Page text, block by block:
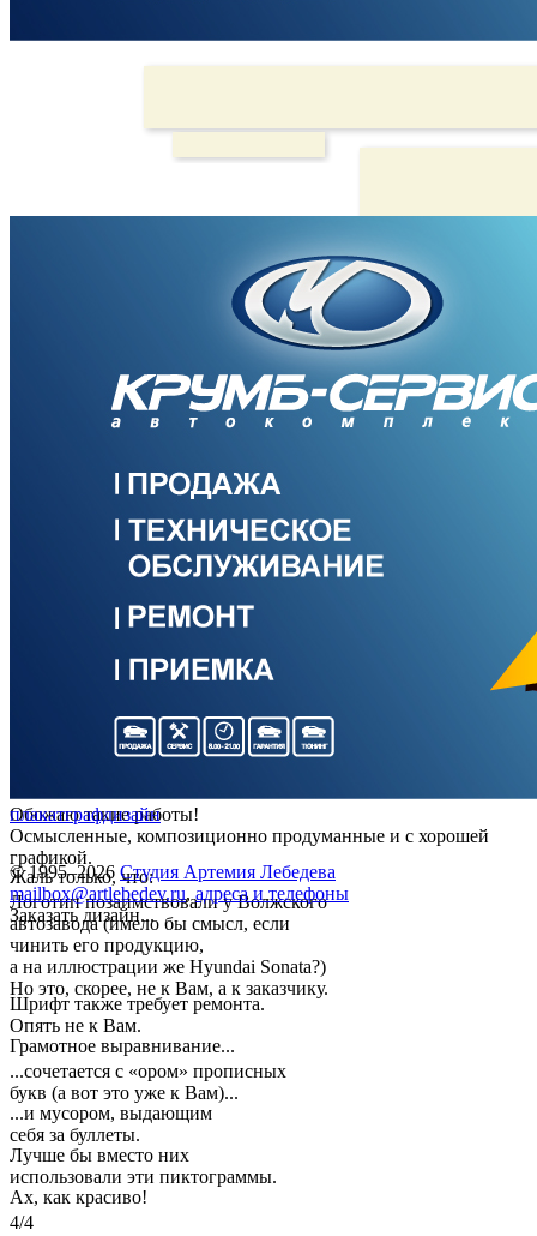
Обожаю такие работы!
Осмысленные, композиционно продуманные и с хорошей
графикой.
Жаль только, что:
Логотип позаимствовали у Волжского
автозавода (имело бы смысл, если
чинить его продукцию,
а на иллюстрации же Hyundai Sonata?)
Но это, скорее, не к Вам, а к заказчику.
Шрифт также требует ремонта.
Опять не к Вам.
Грамотное выравнивание...
...сочетается с «ором» прописных
букв (а вот это уже к Вам)...
...и мусором, выдающим
себя за буллеты.
Лучше бы вместо них
использовали эти пиктограммы.
Ах, как красиво!
4/4
плакатграфдизайн
© 1995–2026 Студия Артемия Лебедева
mailbox@artlebedev.ru, адреса и телефоны
Заказать дизайн...